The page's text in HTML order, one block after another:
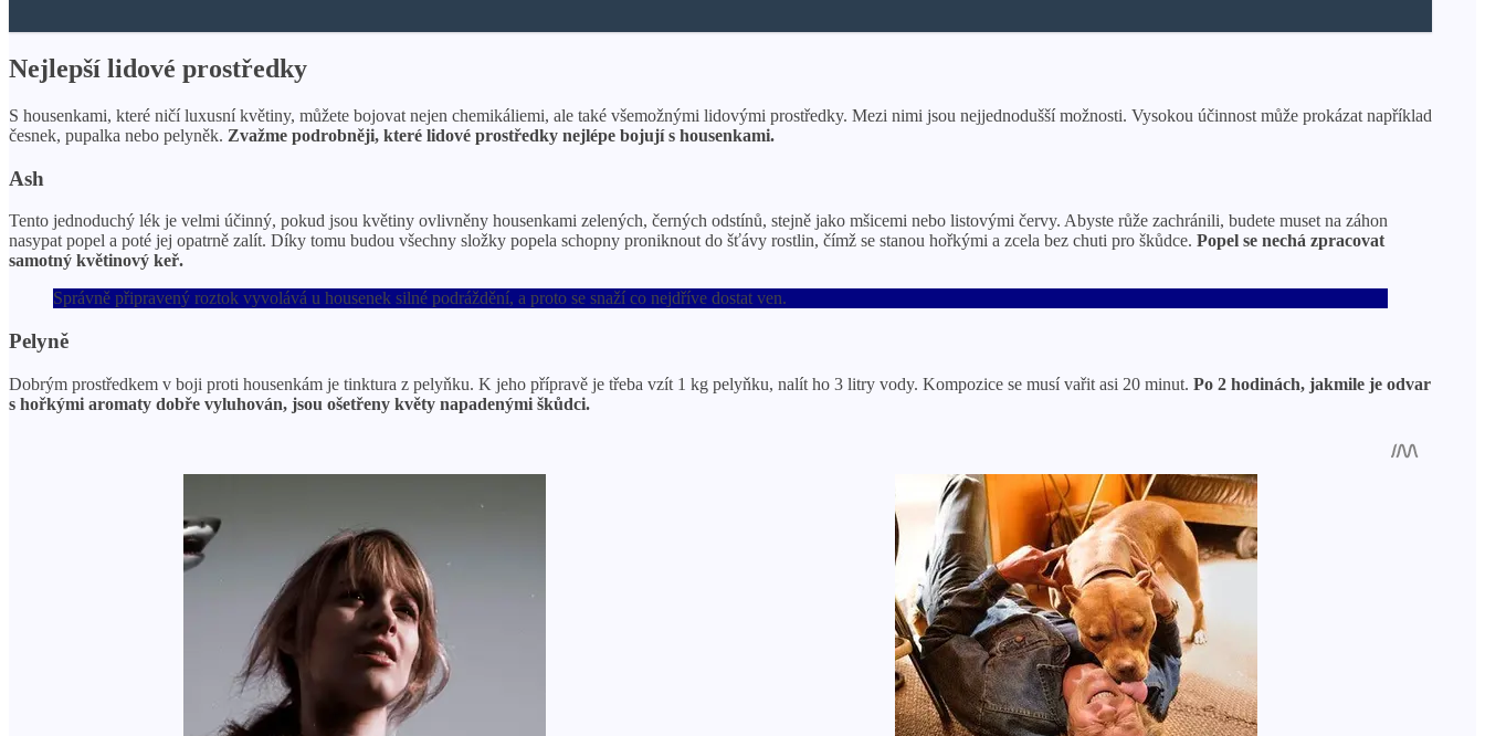
Nejlepší lidové prostředky
S housenkami, které ničí luxusní květiny, můžete bojovat nejen chemikáliemi, ale také všemožnými lidovými prostředky. Mezi nimi jsou nejjednodušší možnosti. Vysokou účinnost může prokázat například
česnek, pupalka nebo pelyněk. Zvažme podrobněji, které lidové prostředky nejlépe bojují s housenkami.
Ash
Tento jednoduchý lék je velmi účinný, pokud jsou květiny ovlivněny housenkami zelených, černých odstínů, stejně jako mšicemi nebo listovými červy. Abyste růže zachránili, budete muset na záhon
nasypat popel a poté jej opatrně zalít. Díky tomu budou všechny složky popela schopny proniknout do šťávy rostlin, čímž se stanou hořkými a zcela bez chuti pro škůdce. Popel se nechá zpracovat
samotný květinový keř.
Správně připravený roztok vyvolává u housenek silné podráždění, a proto se snaží co nejdříve dostat ven.
Pelyně
Dobrým prostředkem v boji proti housenkám je tinktura z pelyňku. K jeho přípravě je třeba vzít 1 kg pelyňku, nalít ho 3 litry vody. Kompozice se musí vařit asi 20 minut. Po 2 hodinách, jakmile je odvar
s hořkými aromaty dobře vyluhován, jsou ošetřeny květy napadenými škůdci.